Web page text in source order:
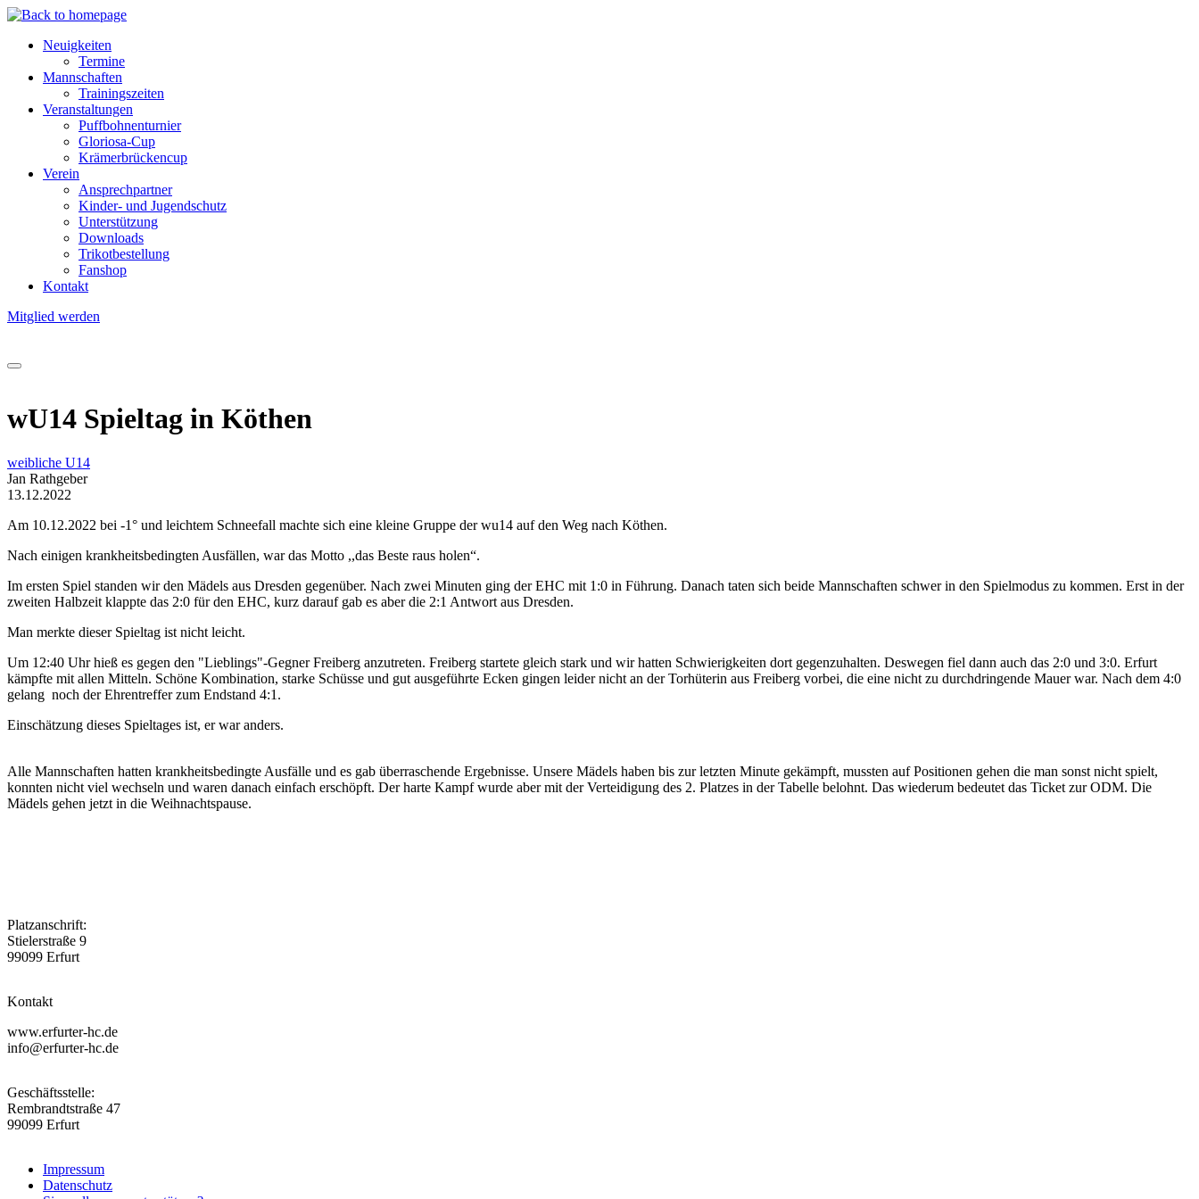
Direkt
Inhalt
Hauptnavigation
Neuigkeiten
Termine
Mannschaften
Trainingszeiten
Veranstaltungen
Puffbohnenturnier
Gloriosa-Cup
Krämerbrückencup
Verein
Ansprechpartner
Kinder- und Jugendschutz
Unterstützung
Downloads
Trikotbestellung
Fanshop
Kontakt
Mitglied werden
wU14 Spieltag in Köthen
weibliche U14
Jan Rathgeber
13.12.2022
Am 10.12.2022 bei -1° und leichtem Schneefall machte sich eine kleine Gruppe der wu14 auf den Weg nach Köthen.
Nach einigen krankheitsbedingten Ausfällen, war das Motto ,,das Beste raus holen“.
Im ersten Spiel standen wir den Mädels aus Dresden gegenüber. Nach zwei Minuten ging der EHC mit 1:0 in Führung. Danach taten sich beide Mannschaften schwer in den Spielmodus zu kommen. Erst in der
zweiten Halbzeit klappte das 2:0 für den EHC, kurz darauf gab es aber die 2:1 Antwort aus Dresden.
Man merkte dieser Spieltag ist nicht leicht.
Um 12:40 Uhr hieß es gegen den "Lieblings"-Gegner Freiberg anzutreten. Freiberg startete gleich stark und wir hatten Schwierigkeiten dort gegenzuhalten. Deswegen fiel dann auch das 2:0 und 3:0. Erfurt
kämpfte mit allen Mitteln. Schöne Kombination, starke Schüsse und gut ausgeführte Ecken gingen leider nicht an der Torhüterin aus Freiberg vorbei, die eine nicht zu durchdringende Mauer war. Nach dem 4:0
gelang noch der Ehrentreffer zum Endstand 4:1.
Einschätzung dieses Spieltages ist, er war anders.
Alle Mannschaften hatten krankheitsbedingte Ausfälle und es gab überraschende Ergebnisse. Unsere Mädels haben bis zur letzten Minute gekämpft, mussten auf Positionen gehen die man sonst nicht spielt,
konnten nicht viel wechseln und waren danach einfach erschöpft. Der harte Kampf wurde aber mit der Verteidigung des 2. Platzes in der Tabelle belohnt. Das wiederum bedeutet das Ticket zur ODM. Die
Mädels gehen jetzt in die Weihnachtspause.
Platzanschrift:
Stielerstraße 9
99099 Erfurt
Kontakt
www.erfurter-hc.de
info@erfurter-hc.de
Geschäftsstelle:
Rembrandtstraße 47
99099 Erfurt
Fußzeile
Impressum
Datenschutz